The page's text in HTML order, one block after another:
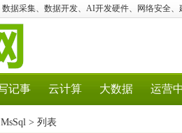
数据采集、数据开发、AI开发硬件、网络安全、
记事 云计算 大数据 运营
MsSql > 列表